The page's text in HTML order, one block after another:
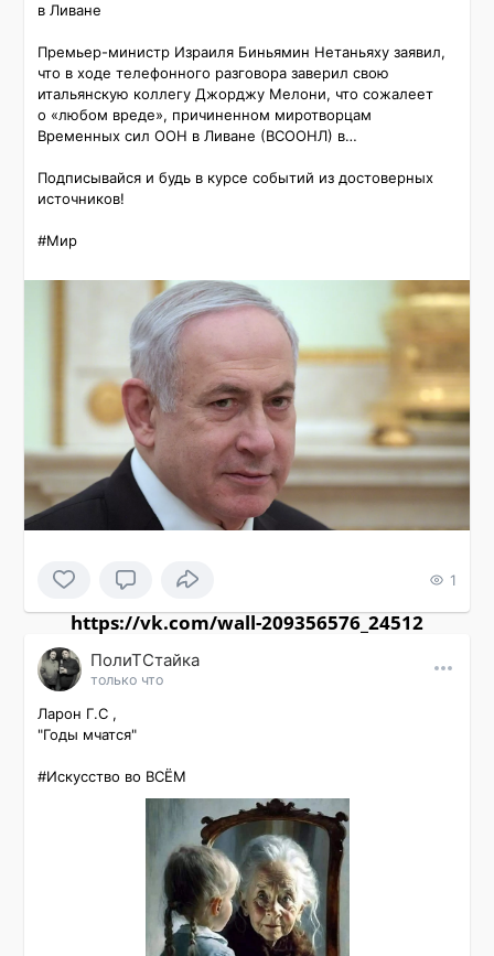
в Ливане
Премьер-министр Израиля Биньямин Нетаньяху заявил,
что в ходе телефонного разговора заверил свою
итальянскую коллегу Джорджу Мелони, что сожалеет
о «любом вреде», причиненном миротворцам
Временных сил ООН в Ливане (ВСООНЛ) в…
Подписывайся и будь в курсе событий из достоверных
источников!
#Мир
1
https://vk.com/wall-209356576_24512
ПолиТСтайка
только что
Ларон Г.С ,
"Годы мчатся"
#Искусство во ВСЁМ